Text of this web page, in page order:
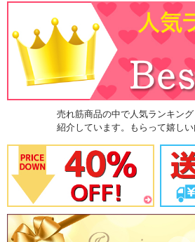
売れ筋商品の中で人気ランキン
紹介しています。もらって嬉しい